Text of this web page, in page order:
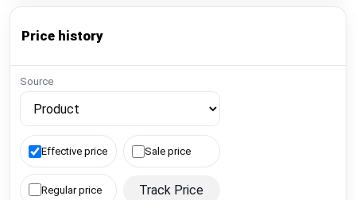
Price history
Source
Effective price Sale price
Regular price Track Price